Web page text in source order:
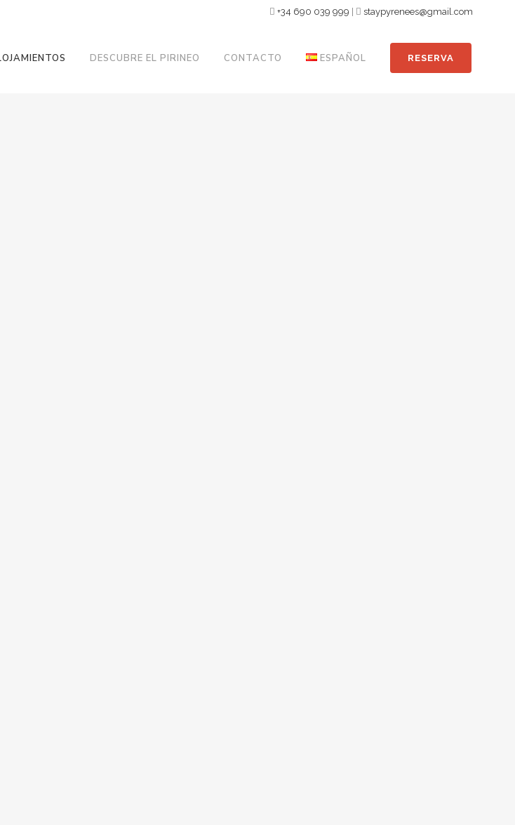
+34 690 039 999 staypyrenees@gmail.com
RESERVA
DESCUBRE EL PIRINEO CONTACTO ESPAÑOL